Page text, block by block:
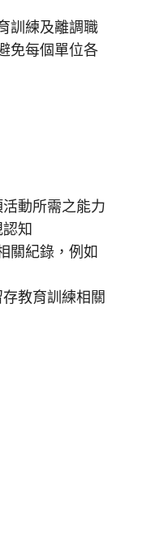
訓練及離調職
免每個單位各
動所需之能力
知
關紀錄，例如
教育訓練相關